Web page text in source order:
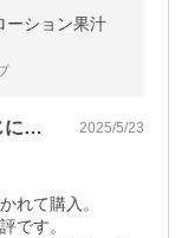
ション果汁
口コミがいいのと、天然成分な感じに惹か… 2025/5/23
れて購入。
です。